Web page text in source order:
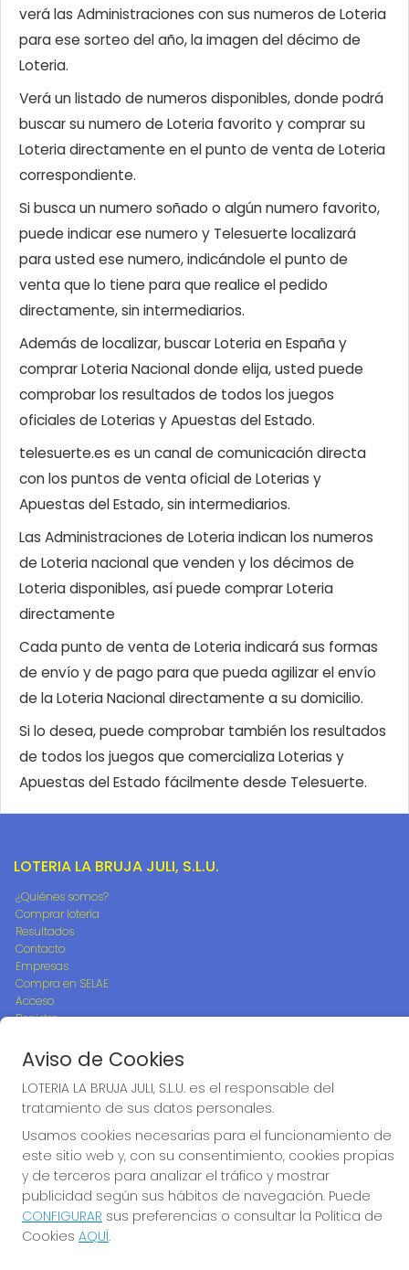
verá las Administraciones con sus numeros de Loteria
para ese sorteo del año, la imagen del décimo de
Loteria.
Verá un listado de numeros disponibles, donde podrá
buscar su numero de Loteria favorito y comprar su
Loteria directamente en el punto de venta de Loteria
correspondiente.
Si busca un numero soñado o algún numero favorito,
puede indicar ese numero y Telesuerte localizará
para usted ese numero, indicándole el punto de
venta que lo tiene para que realice el pedido
directamente, sin intermediarios.
Además de localizar, buscar Loteria en España y
comprar Loteria Nacional donde elija, usted puede
comprobar los resultados de todos los juegos
oficiales de Loterias y Apuestas del Estado.
telesuerte.es es un canal de comunicación directa
con los puntos de venta oficial de Loterias y
Apuestas del Estado, sin intermediarios.
Las Administraciones de Loteria indican los numeros
de Loteria nacional que venden y los décimos de
Loteria disponibles, así puede comprar Loteria
directamente
Cada punto de venta de Loteria indicará sus formas
de envío y de pago para que pueda agilizar el envío
de la Loteria Nacional directamente a su domicilio.
Si lo desea, puede comprobar también los resultados
de todos los juegos que comercializa Loterias y
Apuestas del Estado fácilmente desde Telesuerte.
LOTERIA LA BRUJA JULI, S.L.U.
¿Quiénes somos?
Comprar lotería
Resultados
Contacto
Empresas
Compra en SELAE
Acceso
Registro
REDES SOCIALES
CONTACTO
ADMON DE LOTERIAS 242 de MADRID - LA BRUJA JULI -
RECEPTOR OFICIAL Nº95705
info@loterialabrujajuli.es
Aviso de Cookies
LOTERIA LA BRUJA JULI, S.L.U. es el responsable del
tratamiento de sus datos personales.
Usamos cookies necesarias para el funcionamiento de
este sitio web y, con su consentimiento, cookies propias
y de terceros para analizar el tráfico y mostrar
publicidad según sus hábitos de navegación. Puede
CONFIGURAR sus preferencias o consultar la Política de
Cookies AQUÍ.